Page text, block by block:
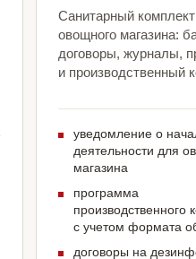
Санитарный
овощного магазина:
договоры, журналы,
и производственный
уведомление о
деятельности для
магазина
программа
производственного
с учетом формата
договоры на